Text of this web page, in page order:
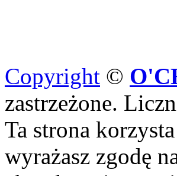
Copyright ©
zastrzeżone.
Ta strona
wyrażasz zgodę